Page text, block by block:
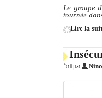
Connexion
Le groupe
tournée
Lire la
Écrit par Nino